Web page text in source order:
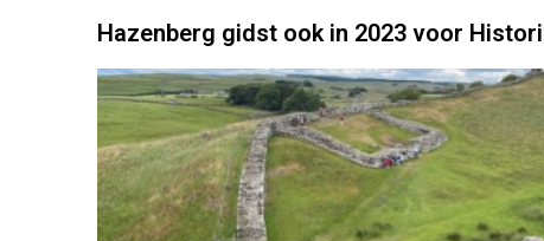
Hazenberg gidst ook in 2023 voor